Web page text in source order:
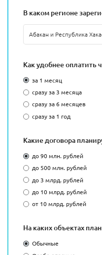
В каком регионе
Как удобнее оплатить
за 1 месяц
сразу за 3 месяца
сразу за 6 месяцев
сразу за 1 год
Какие договора
до 90 млн. рублей
до 500 млн. рублей
до 3 млрд. рублей
до 10 млрд. рублей
от 10 млрд. рублей
На каких объектах
Обычные